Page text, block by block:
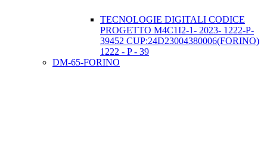
TECNOLOGIE DIGITALI CODICE
PROGETTO M4C1I2-1- 2023- 1222-P-
39452 CUP:24D23004380006(FORINO)
1222 - P - 39
DM-65-FORINO